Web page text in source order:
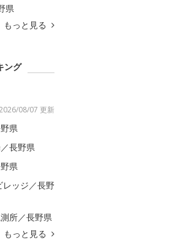
県
もっと見る
ング
08/07 更新
県
長野県
県
レッジ／長野
所／長野県
もっと見る